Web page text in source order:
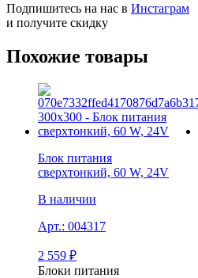
Подпишитесь на нас в Инстаграм
и получите скидку
Похожие товары
Блок питания
сверxтонкий, 60 W, 24V
В наличии
Арт.: 004317
2 559 ₽
Блоки питания